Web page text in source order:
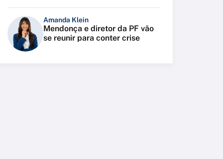
Amanda Klein
Mendonça e diretor da PF vão
se reunir para conter crise